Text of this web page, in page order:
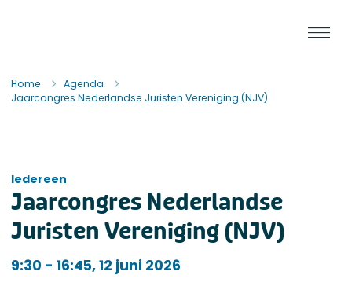
Home
Agenda
Jaarcongres Nederlandse Juristen Vereniging (NJV)
Iedereen
Jaarcongres Nederlandse
Juristen Vereniging (NJV)
Iedereen
9:30 - 16:45, 12 juni 2026